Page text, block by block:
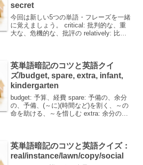
secret
今回は新しい5つの単語・フレーズを一緒
に覚えましょう。 critical: 批判的な、重
大な、危機的な、批評の relatively: 比較
英単語暗記のコツと英語クイ
ズ/budget, spare, extra, infant,
kindergarten
budget: 予算、経費 spare: 予備の、余分
の、予備、(～に)(時間など)を割く、～の
命を助ける、～を惜しむ extra: 余分の、
英単語暗記のコツと英語クイズ：
real/instance/lawn/copy/social